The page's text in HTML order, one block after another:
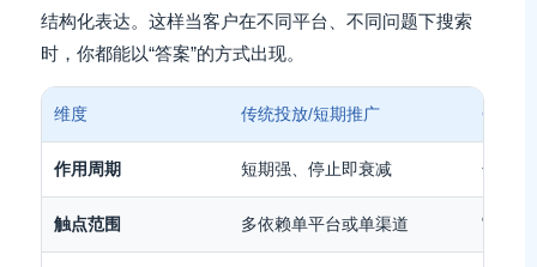
结构化表达。这样当客户在不同平台、不同问题下搜索
时，你都能以“答案”的方式出现。
维度 传统投放/短期推广 GEO
作用周期 短期强、停止即衰减 长期积
触点范围 多依赖单平台或单渠道 官网 +